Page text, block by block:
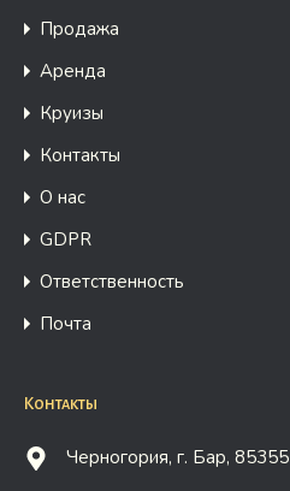
Продажа
Аренда
Круизы
Контакты
О нас
GDPR
Ответственность
Почта
Контакты
Черногория, г. Бар, 85355